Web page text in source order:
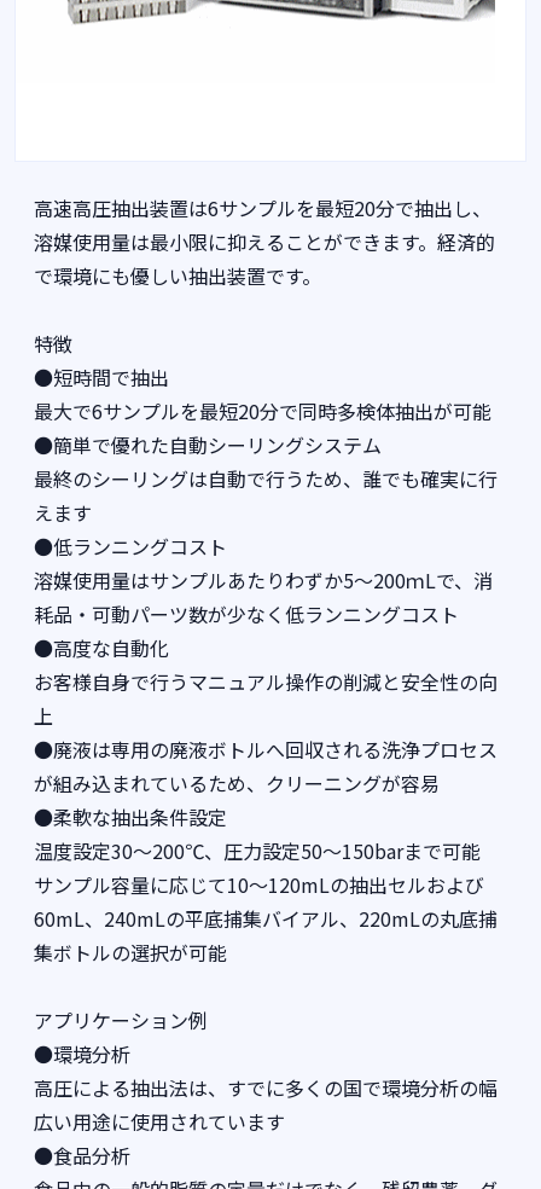
高速高圧抽出装置は6サンプルを最短20分で抽出し、
溶媒使用量は最小限に抑えることができます。経済的
で環境にも優しい抽出装置です。
特徴
●短時間で抽出
最大で6サンプルを最短20分で同時多検体抽出が可能
●簡単で優れた自動シーリングシステム
最終のシーリングは自動で行うため、誰でも確実に行
えます
●低ランニングコスト
溶媒使用量はサンプルあたりわずか5～200ｍLで、消
耗品・可動パーツ数が少なく低ランニングコスト
●高度な自動化
お客様自身で行うマニュアル操作の削減と安全性の向
上
●廃液は専用の廃液ボトルへ回収される洗浄プロセス
が組み込まれているため、クリーニングが容易
●柔軟な抽出条件設定
温度設定30～200℃、圧力設定50～150barまで可能
サンプル容量に応じて10～120mLの抽出セルおよび
60mL、240mLの平底捕集バイアル、220mLの丸底捕
集ボトルの選択が可能
アプリケーション例
●環境分析
高圧による抽出法は、すでに多くの国で環境分析の幅
広い用途に使用されています
●食品分析